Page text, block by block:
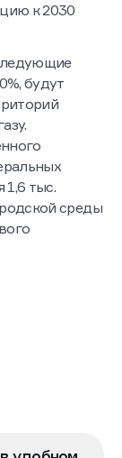
к 2030
будут
1,6 тыс.
среды